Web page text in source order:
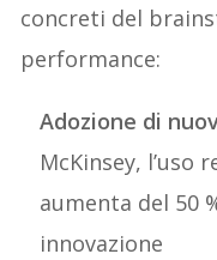
concreti del
performance:
Adozione di
McKinsey, l’uso
aumenta del 50
innovazione